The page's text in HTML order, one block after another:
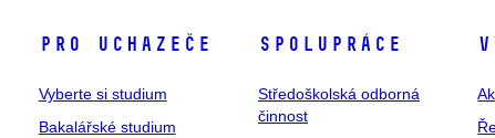
Pro uchazeče
Vyberte si studium
Bakalářské studium
Spolupráce
Středoškolská odborná
činnost